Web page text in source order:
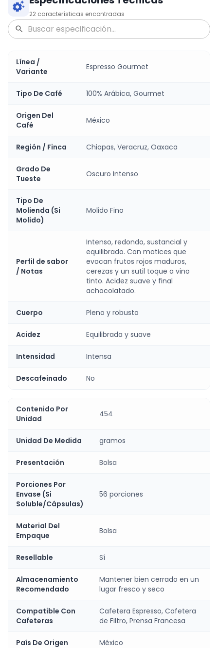
22 características encontradas
Línea /
Variante
Espresso Gourmet
Tipo De Café 100% Arábica, Gourmet
Origen Del
Café
México
Región / Finca Chiapas, Veracruz, Oaxaca
Grado De
Tueste
Oscuro Intenso
Tipo De
Molienda (Si
Molido)
Molido Fino
Perfil de sabor
/ Notas
Intenso, redondo, sustancial y
equilibrado. Con matices que
evocan frutos rojos maduros,
cerezas y un sutil toque a vino
tinto. Acidez suave y final
achocolatado.
Cuerpo Pleno y robusto
Acidez Equilibrada y suave
Intensidad Intensa
Descafeinado No
Contenido Por
Unidad
454
Unidad De Medida gramos
Presentación Bolsa
Porciones Por
Envase (Si
Soluble/Cápsulas)
56 porciones
Material Del
Empaque
Bolsa
Resellable Sí
Almacenamiento
Recomendado
Mantener bien cerrado en un
lugar fresco y seco
Compatible Con
Cafeteras
Cafetera Espresso, Cafetera
de Filtro, Prensa Francesa
País De Origen México